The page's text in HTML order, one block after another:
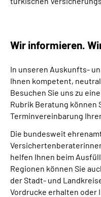
Wir informieren.
In unseren Auskunfts-
Ihnen kompetent,
Besuchen Sie uns zu
Rubrik Beratung können
Terminvereinbarung
Die bundesweit
helfen Ihnen beim
Regionen können Sie
der Stadt- und
Vordrucke erhalten oder